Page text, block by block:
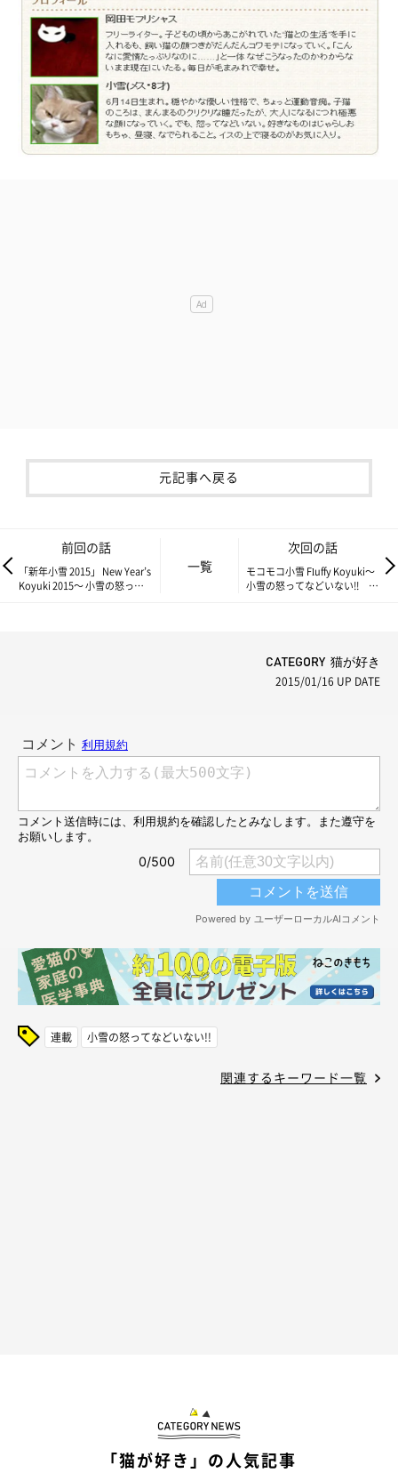
元記事へ戻る
前回の話
「新年小雪 2015」 New Year’s
Koyuki 2015～ 小雪の怒って
一覧
次回の話
モコモコ小雪 Fluffy Koyuki～
小雪の怒ってなどいない!!
CATEGORY 猫が好き
2015/01/16 UP DATE
連載 小雪の怒ってなどいない!!
関連するキーワード一覧
「猫が好き」の人気記事